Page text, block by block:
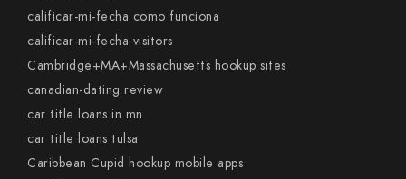
calificar-mi-fecha como funciona
calificar-mi-fecha visitors
Cambridge+MA+Massachusetts hookup sites
canadian-dating review
car title loans in mn
car title loans tulsa
Caribbean Cupid hookup mobile apps